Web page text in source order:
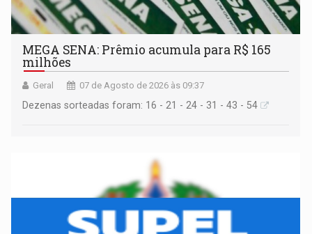
MEGA SENA: Prêmio acumula para R$ 165
milhões
Geral 07 de Agosto de 2026 às 09:37
Dezenas sorteadas foram: 16 - 21 - 24 - 31 - 43 - 54